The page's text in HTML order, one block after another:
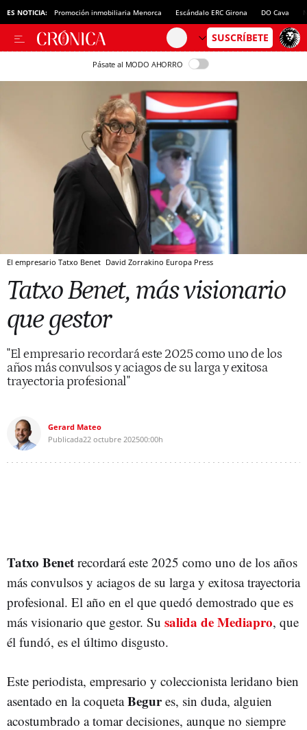
ES NOTICIA: Promoción inmobiliaria Menorca Escándalo ERC Girona DO Cava
Pásate al MODO AHORRO
El empresario Tatxo Benet David Zorrakino Europa Press
Tatxo Benet, más visionario
que gestor
"El empresario recordará este 2025 como uno de los
años más convulsos y aciagos de su larga y exitosa
trayectoria profesional"
Gerard Mateo
Publicada22 octubre 202500:00h
Tatxo Benet recordará este 2025 como uno de los años
más convulsos y aciagos de su larga y exitosa trayectoria
profesional. El año en el que quedó demostrado que es
más visionario que gestor. Su salida de Mediapro, que
él fundó, es el último disgusto.
Este periodista, empresario y coleccionista leridano bien
asentado en la coquetaBegures, sin duda, alguien
acostumbrado a tomar decisiones, aunque no siempre